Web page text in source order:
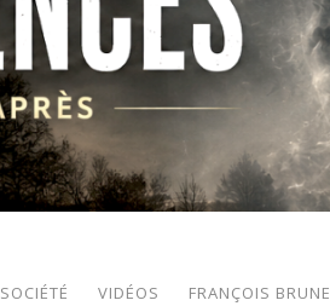
SOCIÉTÉ VIDÉOS FRANÇOIS BRUNE